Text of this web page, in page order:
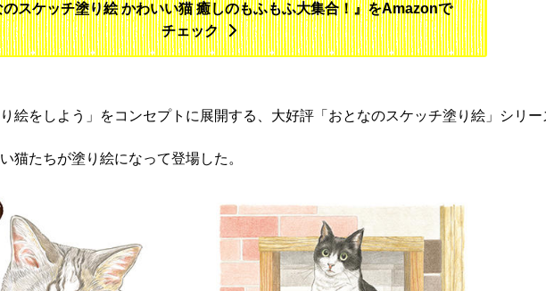
のスケッチ塗り絵 かわいい猫 癒しのもふもふ大集合！』をAmazonで
チェック
絵をしよう」をコンセプトに展開する、大好評「おとなのスケッチ塗り絵」シリー
猫たちが塗り絵になって登場した。